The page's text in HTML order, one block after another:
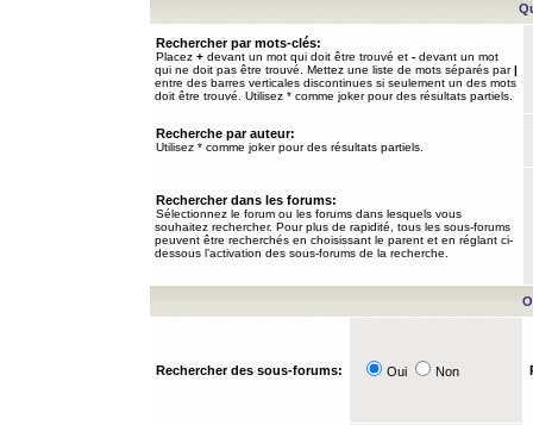
Rechercher par mots-clés:
Placez + devant un mot qui doit être trouvé et - devant un mot
qui ne doit pas être trouvé. Mettez une liste de mots séparés par|
entre des barres verticales discontinues si seulement un des mots
doit être trouvé. Utilisez * comme joker pour des résultats partiels.
Recherche par auteur:
Utilisez * comme joker pour des résultats partiels.
Rechercher dans les forums:
Sélectionnez le forum ou les forums dans lesquels vous
souhaitez rechercher. Pour plus de rapidité, tous les sous-forums
peuvent être recherchés en choisissant le parent et en réglant ci-
dessous l’activation des sous-forums de la recherche.
Rechercher des sous-forums: Oui Non